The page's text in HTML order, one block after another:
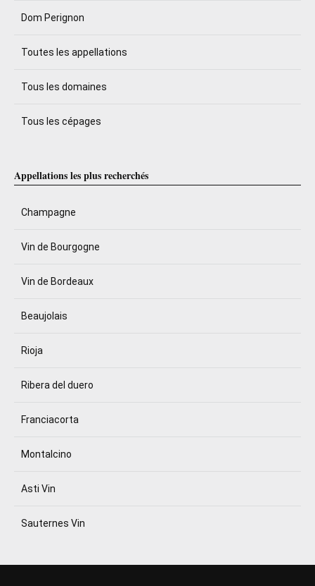
Dom Perignon
Toutes les appellations
Tous les domaines
Tous les cépages
Appellations les plus recherchés
Champagne
Vin de Bourgogne
Vin de Bordeaux
Beaujolais
Rioja
Ribera del duero
Franciacorta
Montalcino
Asti Vin
Sauternes Vin